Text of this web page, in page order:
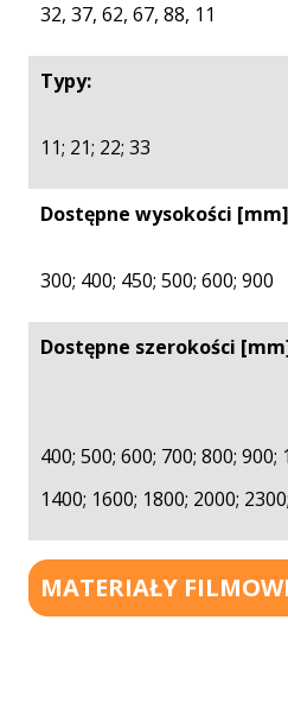
32, 37, 62, 67, 88, 11
Typy:
11; 21; 22; 33
Dostępne wysokości
300; 400; 450; 500; 600; 900
Dostępne szerokości
400; 500; 600; 700; 800; 900;
1400; 1600; 1800; 2000;
MATERIAŁY